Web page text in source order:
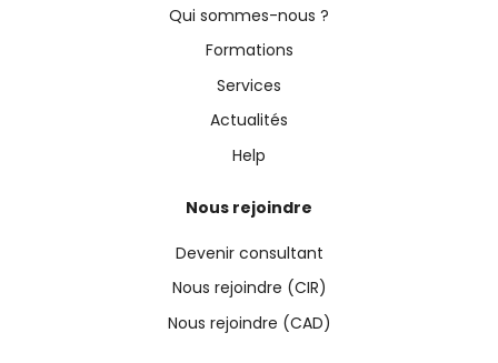
Qui sommes-nous ?
Formations
Services
Actualités
Help
Nous rejoindre
Devenir consultant
Nous rejoindre (CIR)
Nous rejoindre (CAD)